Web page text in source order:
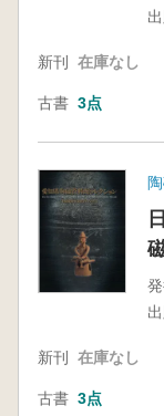
新刊 在庫なし
古書 3点
新刊 在庫なし
古書 3点